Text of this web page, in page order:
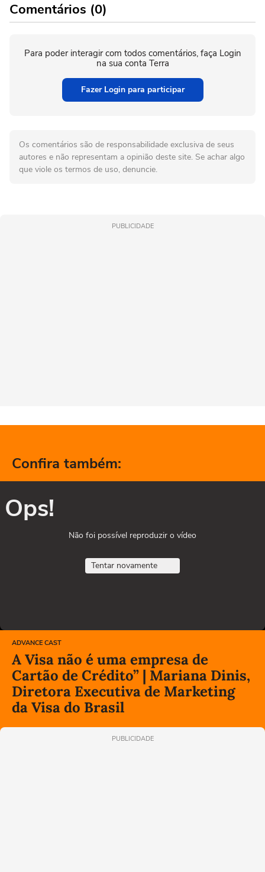
Comentários (0)
Para poder interagir com todos comentários, faça Login
na sua conta Terra
Fazer Login para participar
Os comentários são de responsabilidade exclusiva de seus
autores e não representam a opinião deste site. Se achar algo
que viole os termos de uso, denuncie.
PUBLICIDADE
Confira também:
Ops!
Não foi possível reproduzir o vídeo
Tentar novamente
ADVANCE CAST
A Visa não é uma empresa de
Cartão de Crédito” | Mariana Dinis,
Diretora Executiva de Marketing
da Visa do Brasil
PUBLICIDADE